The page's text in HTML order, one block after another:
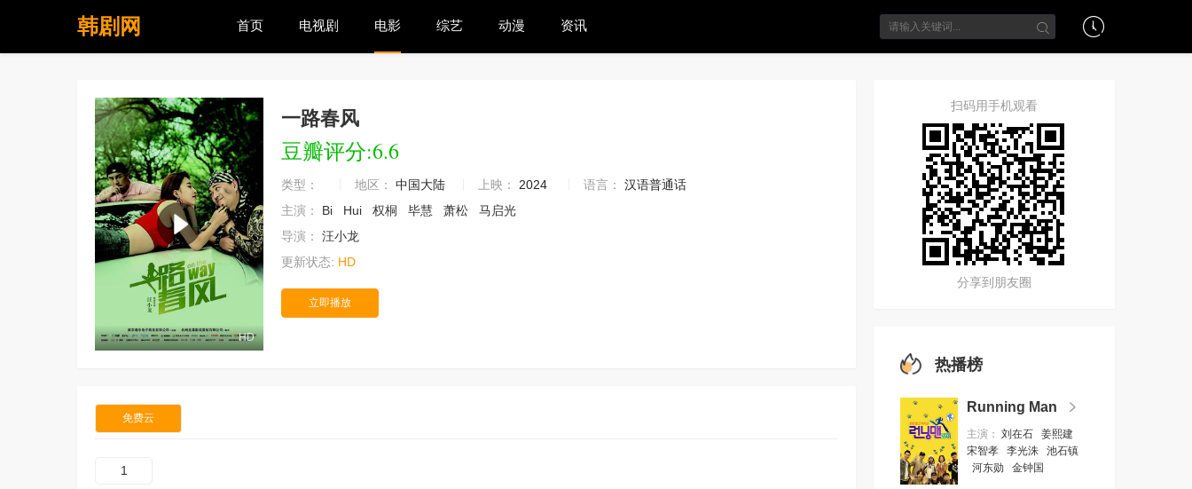
韩剧网 首页 电视剧 电影 综艺 动漫 资讯
HD
一路春风
豆瓣评分:6.6
类型： 地区： 中国大陆 上映： 2024 语言：
汉语普通话
主演：
Bi Hui 权桐 毕慧 萧松
马启光
导演：
汪小龙
更新状态: HD
立即播放
免费云
1
扫码用手机观看
分享到朋友圈
热播榜
Running Man
主演： 刘在石
姜熙建
宋智孝
李光洙
池石镇
河东勋
金钟国